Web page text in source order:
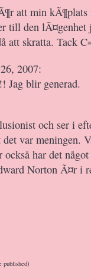
att min kÃ¶plats
till den lÃ¤genhet
att skratta. Tack
2007:
Jag blir generad.
och ser i
var meningen.
har det
Norton Ã¤r i